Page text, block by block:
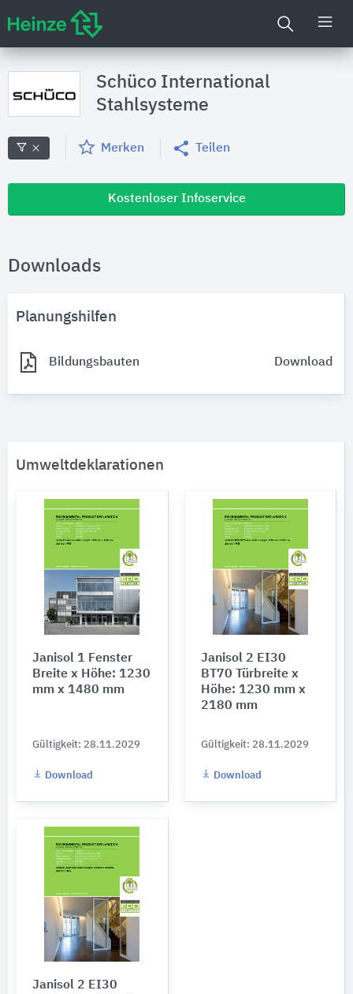
Schüco International
Stahlsysteme
Merken Teilen
Kostenloser Infoservice
Downloads
Planungshilfen
Bildungsbauten Download
Umweltdeklarationen
Janisol 1 Fenster
Breite x Höhe: 1230
mm x 1480 mm
Gültigkeit: 28.11.2029
Download
Janisol 2 EI30
BT70 Türbreite x
Höhe: 1230 mm x
2180 mm
Gültigkeit: 28.11.2029
Download
Janisol 2 EI30